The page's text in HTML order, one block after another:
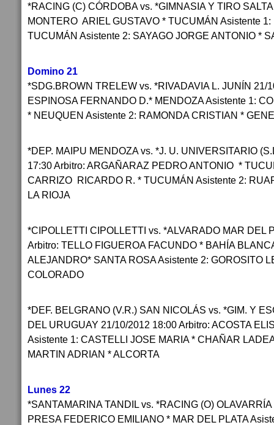
*RACING (C) CÓRDOBA vs. *GIMNASIA Y TIRO
MONTERO ARIEL GUSTAVO * TUCUMÁN Asistente
TUCUMÁN Asistente 2: SAYAGO JORGE ANTONIO *
Domino 21
*SDG.BROWN TRELEW vs. *RIVADAVIA L. JUNÍN 21/
ESPINOSA FERNANDO D.* MENDOZA Asistente 1:
* NEUQUEN Asistente 2: RAMONDA CRISTIAN *
*DEP. MAIPU MENDOZA vs. *J. U. UNIVERSITARIO
17:30 Arbitro: ARGAÑARAZ PEDRO ANTONIO *
CARRIZO RICARDO R. * TUCUMÁN Asistente 2:
LA RIOJA
*CIPOLLETTI CIPOLLETTI vs. *ALVARADO MAR DEL
Arbitro: TELLO FIGUEROA FACUNDO * BAHÍA
ALEJANDRO* SANTA ROSA Asistente 2: GOROSITO
COLORADO
*DEF. BELGRANO (V.R.) SAN NICOLÁS vs. *GIM. Y
DEL URUGUAY 21/10/2012 18:00 Arbitro: ACOSTA
Asistente 1: CASTELLI JOSE MARIA * CHAÑAR
MARTIN ADRIAN * ALCORTA
Lunes 22
*SANTAMARINA TANDIL vs. *RACING (O)
PRESA FEDERICO EMILIANO * MAR DEL PLATA